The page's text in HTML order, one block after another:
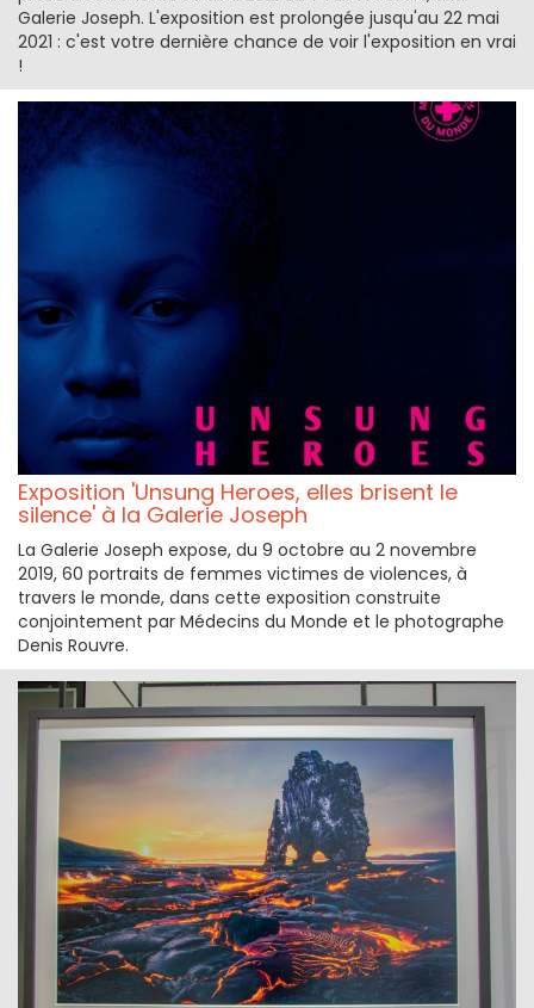
Galerie Joseph. L'exposition est prolongée jusqu'au 22 mai
2021 : c'est votre dernière chance de voir l'exposition en vrai
!
Exposition 'Unsung Heroes, elles brisent le
silence' à la Galerie Joseph
La Galerie Joseph expose, du 9 octobre au 2 novembre
2019, 60 portraits de femmes victimes de violences, à
travers le monde, dans cette exposition construite
conjointement par Médecins du Monde et le photographe
Denis Rouvre.